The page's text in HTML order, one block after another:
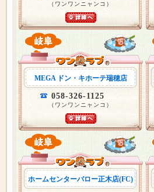
（ワンワンニャンコ）
MEGA ドン・キホーテ瑞穂店
058-326-1125
（ワンワンニャンコ）
ホームセンターバロー正木店(FC)